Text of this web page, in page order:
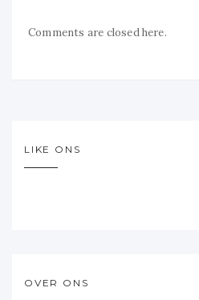
Comments are closed here.
LIKE ONS
OVER ONS